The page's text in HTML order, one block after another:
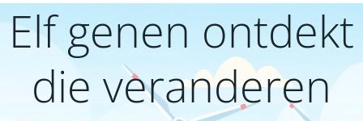
Elf genen ontdekt
die veranderen